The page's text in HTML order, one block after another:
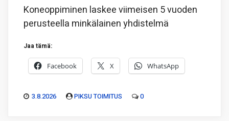
Koneoppiminen laskee viimeisen 5 vuoden
perusteella minkälainen yhdistelmä
Jaa tämä:
Facebook X WhatsApp
3.8.2026 PIKSU TOIMITUS 0